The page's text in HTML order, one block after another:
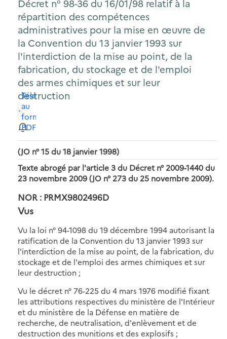
Décret n° 98-36 du 16/01/98 relatif à la
répartition des compétences
administratives pour la mise en œuvre de
la Convention du 13 janvier 1993 sur
l'interdiction de la mise au point, de la
fabrication, du stockage et de l'emploi
des armes chimiques et sur leur
destruction
Télécharger
au
format
PDF
(JO n° 15 du 18 janvier 1998)
Texte abrogé par l'article 3 du Décret n° 2009-1440 du
23 novembre 2009 (JO n° 273 du 25 novembre 2009).
NOR : PRMX9802496D
Vus
Vu la loi n° 94-1098 du 19 décembre 1994 autorisant la
ratification de la Convention du 13 janvier 1993 sur
l'interdiction de la mise au point, de la fabrication, du
stockage et de l'emploi des armes chimiques et sur
leur destruction ;
Vu le décret n° 76-225 du 4 mars 1976 modifié fixant
les attributions respectives du ministère de l'Intérieur
et du ministère de la Défense en matière de
recherche, de neutralisation, d'enlèvement et de
destruction des munitions et des explosifs ;